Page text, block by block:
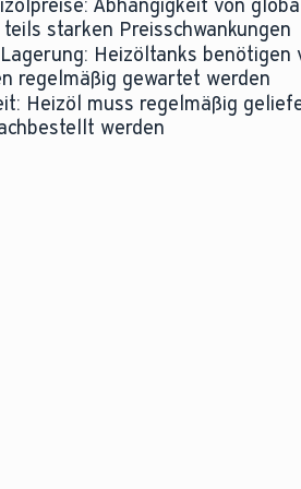
Abhängigkeit von
starken Preisschwankungen
Heizöltanks benötigen
regelmäßig gewartet werden
Heizöl muss regelmäßig
werden